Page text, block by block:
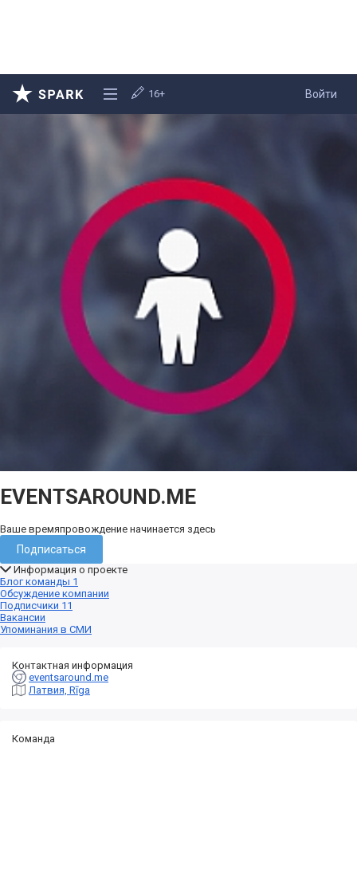
Войти
16+
EVENTSAROUND.ME
Ваше времяпровождение начинается здесь
Подписаться
Информация о проекте
Блог команды 1
Обсуждение компании
Подписчики 11
Вакансии
Упоминания в СМИ
Контактная информация
eventsaround.me
Латвия, Rīga
Команда